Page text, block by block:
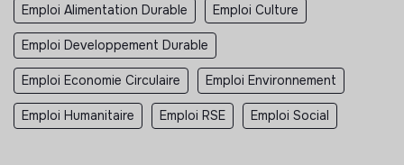
Emploi Alimentation Durable Emploi Culture
Emploi Developpement Durable
Emploi Economie Circulaire Emploi Environnement
Emploi Humanitaire Emploi RSE Emploi Social